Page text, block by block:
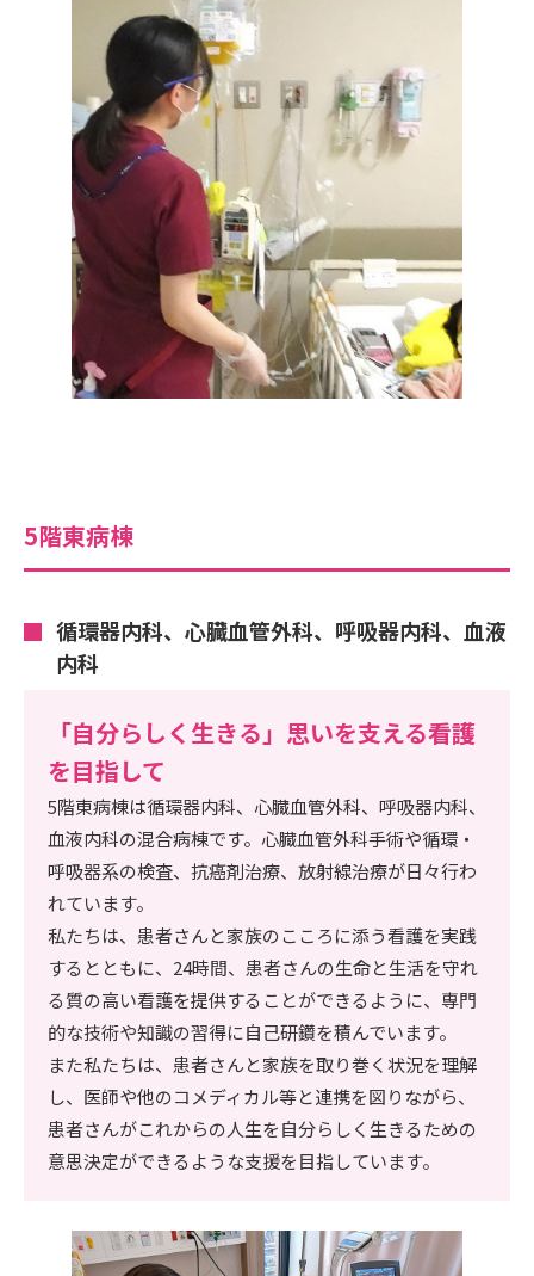
5階東病棟
循環器内科、心臓血管外科、呼吸器内科、血液
内科
「自分らしく生きる」思いを支える看護
を目指して
5階東病棟は循環器内科、心臓血管外科、呼吸器内科、
血液内科の混合病棟です。心臓血管外科手術や循環・
呼吸器系の検査、抗癌剤治療、放射線治療が日々行わ
れています。
私たちは、患者さんと家族のこころに添う看護を実践
するとともに、24時間、患者さんの生命と生活を守れ
る質の高い看護を提供することができるように、専門
的な技術や知識の習得に自己研鑽を積んでいます。
また私たちは、患者さんと家族を取り巻く状況を理解
し、医師や他のコメディカル等と連携を図りながら、
患者さんがこれからの人生を自分らしく生きるための
意思決定ができるような支援を目指しています。